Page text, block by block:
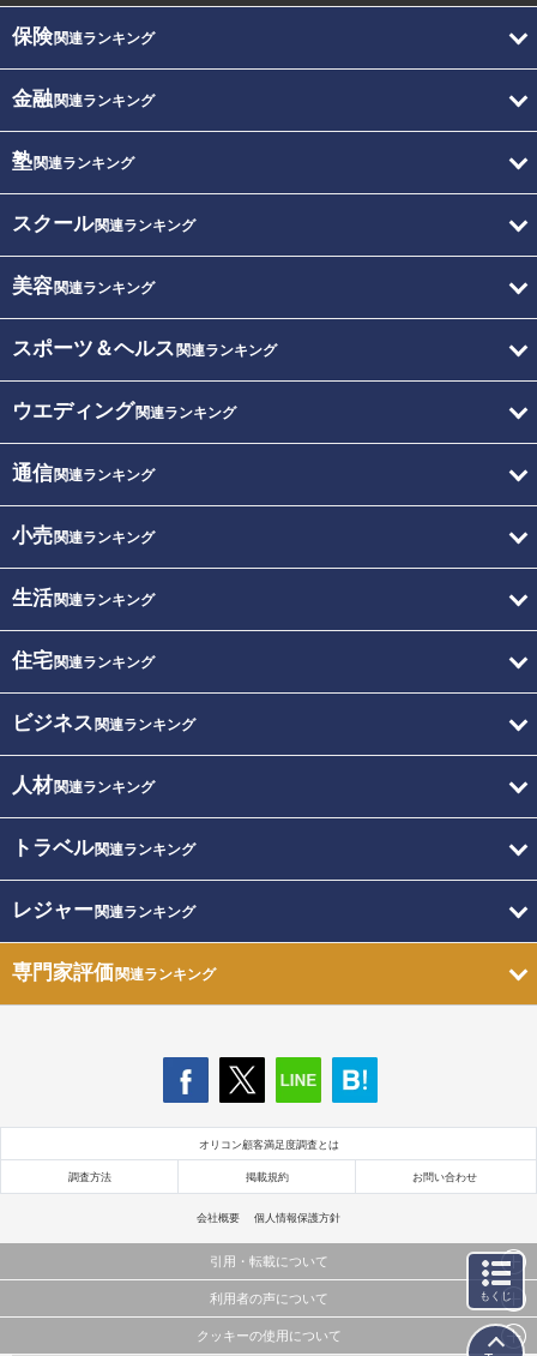
保険関連ランキング
金融関連ランキング
塾関連ランキング
スクール関連ランキング
美容関連ランキング
スポーツ＆ヘルス 関連ランキング
ウエディング関連ランキング
通信関連ランキング
小売関連ランキング
生活関連ランキング
住宅関連ランキング
ビジネス 関連ランキング
人材関連ランキング
トラベル関連ランキング
レジャー関連ランキング
専門家評価関連ランキング
オリコン顧客満足度調査とは
調査方法 掲載規約 お問い合わせ
会社概要 個人情報保護方針
引用・転載について
当サイトで公開されている情報（文字、写真、イラスト、画像データ等）及びこれらの配置・
これらの情報を権利者の許可なく無断転載・複製などの二次利用を行うことは固く禁じており
利用者の声について
当サイトに掲載している内容はすべてサービスの利用者が提出された見解・感想です。
クッキーの使用について
もくじ